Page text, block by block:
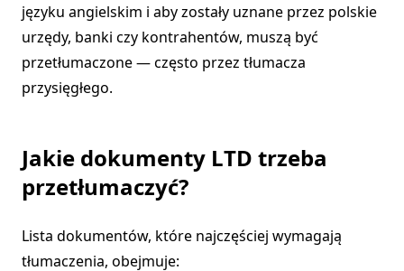
języku angielskim i aby zostały uznane przez polskie
urzędy, banki czy kontrahentów, muszą być
przetłumaczone — często przez tłumacza
przysięgłego.
Jakie dokumenty LTD trzeba
przetłumaczyć?
Lista dokumentów, które najczęściej wymagają
tłumaczenia, obejmuje: